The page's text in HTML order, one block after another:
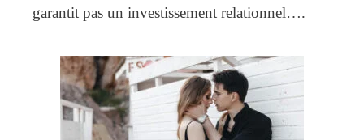
garantit pas un investissement relationnel….